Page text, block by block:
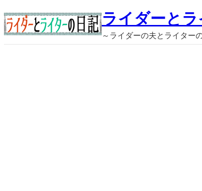
容
を
ライダーと
～ライダーの夫とライター